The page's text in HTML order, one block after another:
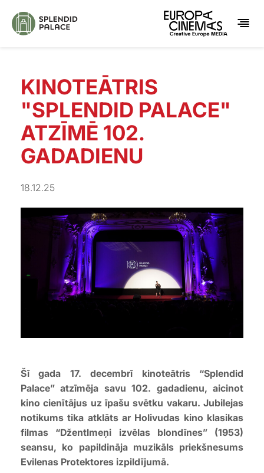
KINOTEĀTRIS
"SPLENDID PALACE"
ATZĪMĒ 102.
GADADIENU
18.12.25
Šī gada 17. decembrī kinoteātris “Splendid
Palace” atzīmēja savu 102. gadadienu, aicinot
kino cienītājus uz īpašu svētku vakaru. Jubilejas
notikums tika atklāts ar Holivudas kino klasikas
filmas “Džentlmeņi izvēlas blondīnes” (1953)
seansu, ko papildināja muzikāls priekšnesums
Evilenas Protektores izpildījumā.